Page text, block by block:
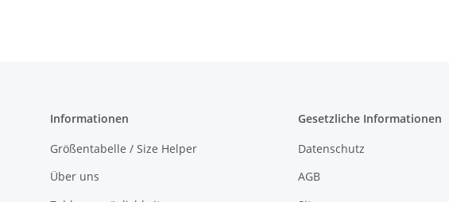
Informationen
Größentabelle / Size Helper
Über uns
Gesetzliche Informationen
Datenschutz
AGB